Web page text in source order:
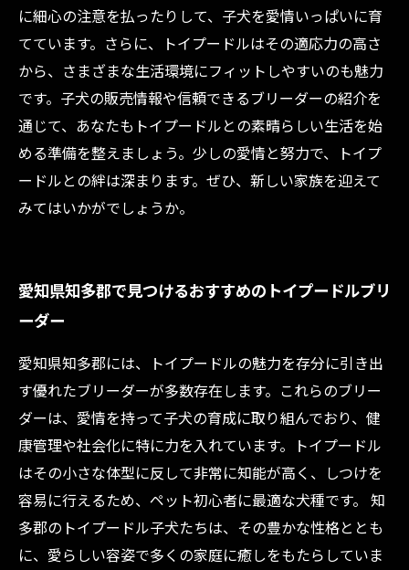
に細心の注意を払ったりして、子犬を愛情いっぱいに育
てています。さらに、トイプードルはその適応力の高さ
から、さまざまな生活環境にフィットしやすいのも魅力
です。子犬の販売情報や信頼できるブリーダーの紹介を
通じて、あなたもトイプードルとの素晴らしい生活を始
める準備を整えましょう。少しの愛情と努力で、トイプ
ードルとの絆は深まります。ぜひ、新しい家族を迎えて
みてはいかがでしょうか。
愛知県知多郡で見つけるおすすめのトイプードルブリ
ーダー
愛知県知多郡には、トイプードルの魅力を存分に引き出
す優れたブリーダーが多数存在します。これらのブリー
ダーは、愛情を持って子犬の育成に取り組んでおり、健
康管理や社会化に特に力を入れています。トイプードル
はその小さな体型に反して非常に知能が高く、しつけを
容易に行えるため、ペット初心者に最適な犬種です。 知
多郡のトイプードル子犬たちは、その豊かな性格ととも
に、愛らしい容姿で多くの家庭に癒しをもたらしていま